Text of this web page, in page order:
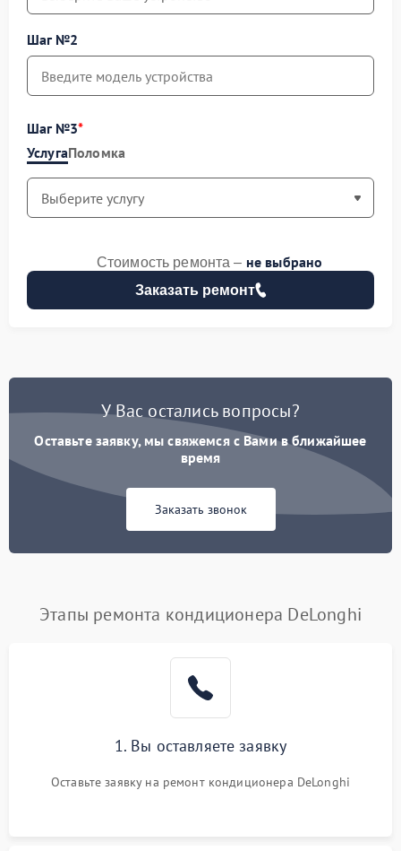
Шаг №2
Шаг №3
УслугаПоломка
Заказать ремонт
Стоимость ремонта – не выбрано
У Вас остались вопросы?
Оставьте заявку, мы свяжемся с Вами в ближайшее
время
Заказать звонок
Этапы ремонта кондиционера DeLonghi
1. Вы оставляете заявку
Оставьте заявку на ремонт кондиционера DeLonghi